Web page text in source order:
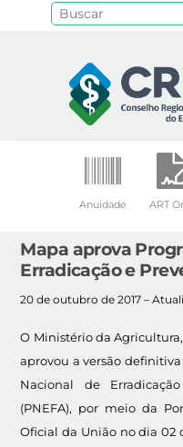
Anuidade ART
Mapa aprova
Erradicação e
20 de outubro de 2017 –
O Ministério da
aprovou a versão
Nacional de
(PNEFA), por meio da
Oficial da União no dia 02